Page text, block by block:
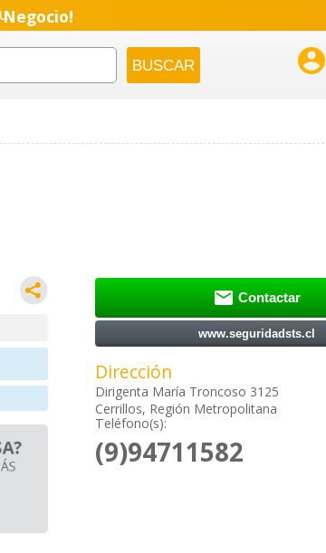
Negocio!
Pyme!
Emprendimiento!

 Contactar
www.seguridadsts.cl
Dirección
Dirigenta María Troncoso 3125
Cerrillos, Región Metropolitana
Teléfono(s):
(9)94711582